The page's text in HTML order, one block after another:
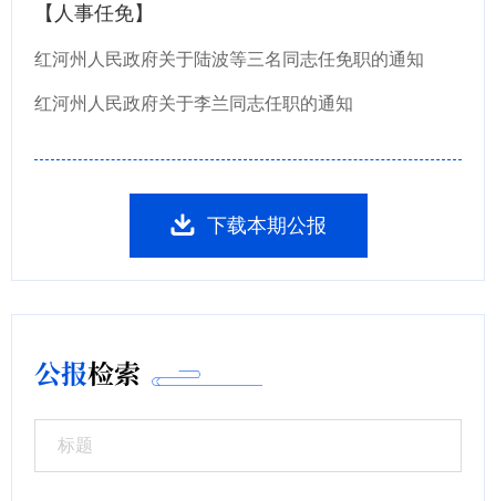
【人事任免】
红河州人民政府关于陆波等三名同志任免职的通知
红河州人民政府关于李兰同志任职的通知
下载本期公报
公报检索